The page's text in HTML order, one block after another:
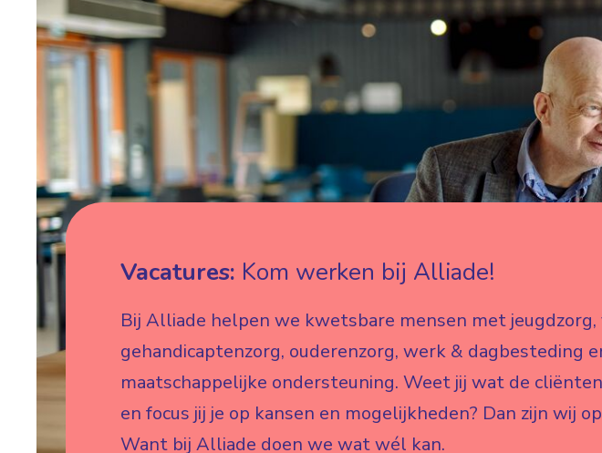
Vacatures: Kom werken bij Alliade!
Bij Alliade helpen we kwetsbare mensen met
gehandicaptenzorg, ouderenzorg, werk & dagbesteding
maatschappelijke ondersteuning. Weet jij wat de
en focus jij je op kansen en mogelijkheden? Dan zijn wij
Want bij Alliade doen we wat wél kan.